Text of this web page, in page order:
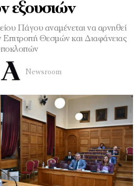
εξουσιών
Πάγου αναμένεται να αρνηθεί
Επιτροπή Θεσμών και Διαφάνειας
Newsroom